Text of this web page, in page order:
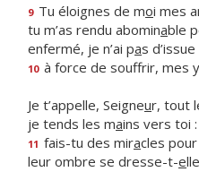
9 Tu éloignes de moi mes
tu m’as rendu abominable
enfermé, je n’ai pas d’issue
10 à force de souffrir, mes
Je t’appelle, Seigneur, tout
je tends les mains vers toi :
11 fais-tu des miracles
leur ombre se dresse-t-e